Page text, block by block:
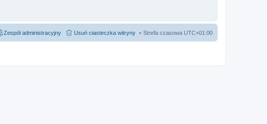
Strefa czasowa UTC+01:00
Usuń ciasteczka witryny
Zespół administracyjny